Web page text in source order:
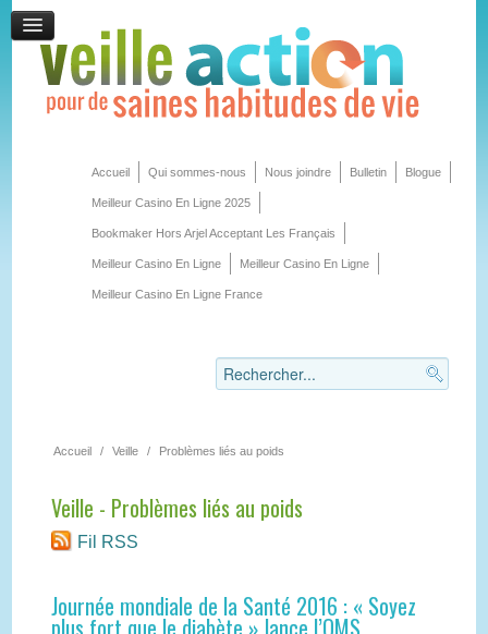
Accueil Qui sommes-nous Nous joindre Bulletin Blogue
Meilleur Casino En Ligne 2025
Bookmaker Hors Arjel Acceptant Les Français
Meilleur Casino En Ligne Meilleur Casino En Ligne
Meilleur Casino En Ligne France
Accueil / Veille / Problèmes liés au poids
Veille - Problèmes liés au poids
Fil RSS
Journée mondiale de la Santé 2016 : « Soyez